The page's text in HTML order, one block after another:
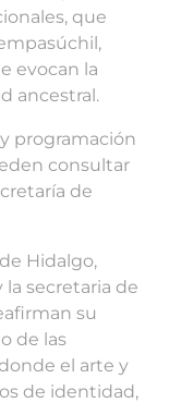
que
evocan la
ancestral.
programación
consultar
de
Hidalgo,
la secretaria de
su
de las
el arte y
de identidad,